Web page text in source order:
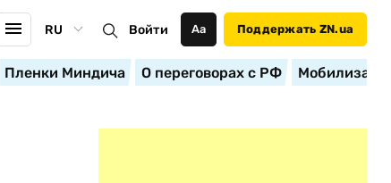
RU Войти Аа Поддержать ZN.ua
Пленки Миндича О переговорах с РФ